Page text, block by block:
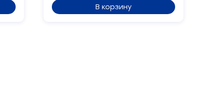
В корзину